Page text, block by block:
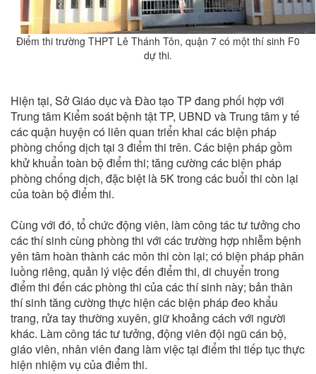
Điểm thi trường THPT Lê Thánh Tôn, quận 7 có một thí sinh F0
dự thi.
Hiện tại, Sở Giáo dục và Đào tạo TP đang phối hợp với
Trung tâm Kiểm soát bệnh tật TP, UBND và Trung tâm y tế
các quận huyện có liên quan triển khai các biện pháp
phòng chống dịch tại 3 điểm thi trên. Các biện pháp gồm
khử khuẩn toàn bộ điểm thi; tăng cường các biện pháp
phòng chống dịch, đặc biệt là 5K trong các buổi thi còn lại
của toàn bộ điểm thi.
Cùng với đó, tổ chức động viên, làm công tác tư tưởng cho
các thí sinh cùng phòng thi với các trường hợp nhiễm bệnh
yên tâm hoàn thành các môn thi còn lại; có biện pháp phân
luồng riêng, quản lý việc đến điểm thi, di chuyển trong
điểm thi đến các phòng thi của các thí sinh này; bản thân
thí sinh tăng cường thực hiện các biện pháp đeo khẩu
trang, rửa tay thường xuyên, giữ khoảng cách với người
khác. Làm công tác tư tưởng, động viên đội ngũ cán bộ,
giáo viên, nhân viên đang làm việc tại điểm thi tiếp tục thực
hiện nhiệm vụ của điểm thi.